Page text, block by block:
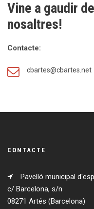
Vine a gaudir
nosaltres!
Contacte:
cbartes@cbartes.net
CONTACTE
Pavelló municipal
c/ Barcelona, s/n
08271 Artés (Barcelona)